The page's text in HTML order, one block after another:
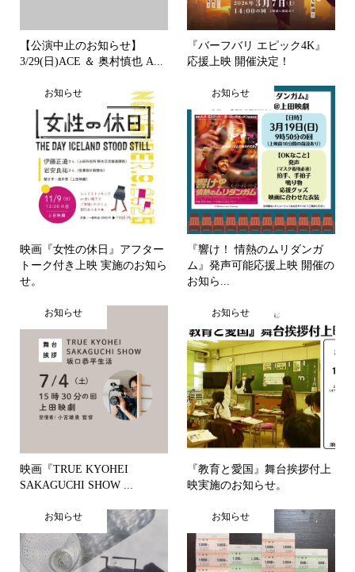
【公演中止のお知らせ】
3/29(日)ACE ＆ 奥村慎也 A...
『バーフバリ エピック4K』
応援上映 開催決定！
お知らせ
映画『女性の休日』アフター
トーク付き上映 実施のお知ら
せ。
お知らせ
『響け！ 情熱のムリダンガ
ム』発声可能応援上映 開催の
お知ら...
お知らせ
映画『TRUE KYOHEI
SAKAGUCHI SHOW ...
お知らせ
『教育と愛国』舞台挨拶付上
映実施のお知らせ。
お知らせ お知らせ